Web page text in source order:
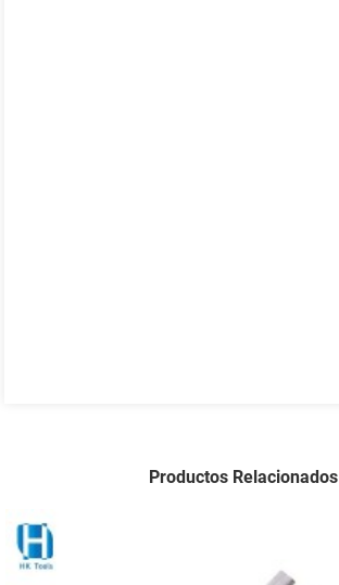
Productos Relacionados